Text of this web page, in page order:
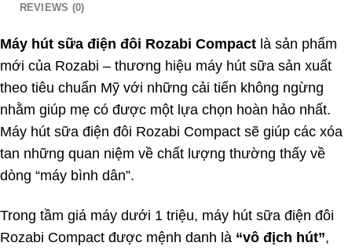
REVIEWS (0)
Máy hút sữa điện đôi Rozabi Compact là sản phẩm
mới của Rozabi – thương hiệu máy hút sữa sản xuất
theo tiêu chuẩn Mỹ với những cải tiến không ngừng
nhằm giúp mẹ có được một lựa chọn hoàn hảo nhất.
Máy hút sữa điện đôi Rozabi Compact sẽ giúp các xóa
tan những quan niệm về chất lượng thường thấy về
dòng “máy bình dân”.
Trong tầm giá máy dưới 1 triệu, máy hút sữa điện đôi
Rozabi Compact được mệnh danh là “vô địch hút”,